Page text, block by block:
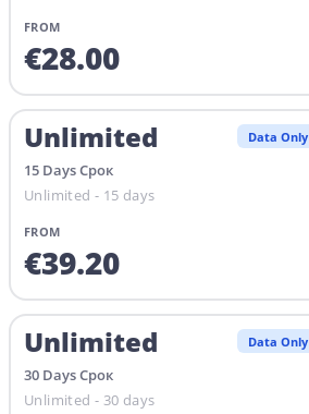
FROM
€28.00
Unlimited Data Only
15 DaysСрок
Unlimited - 15 days
FROM
€39.20
Unlimited Data Only
30 DaysСрок
Unlimited - 30 days